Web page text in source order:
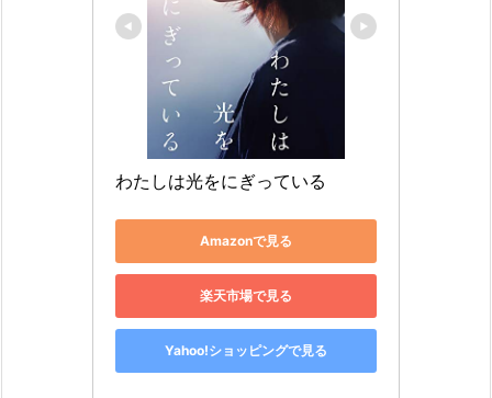
わたしは光をにぎっている
Amazonで見る
楽天市場で見る
Yahoo!ショッピングで見る